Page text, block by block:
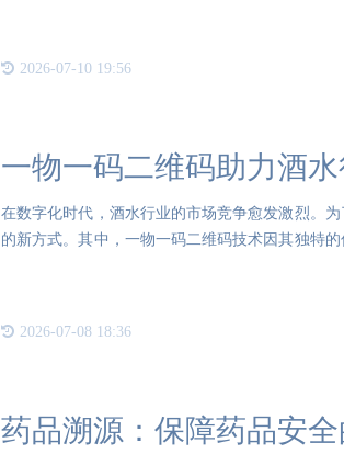
2026-07-10 19:56
一物一码二维码助力酒
在数字化时代，酒水行业的市场竞争愈发激烈。
的新方式。其中，一物一码二维码技术因其独特
2026-07-08 18:36
药品溯源：保障药品安